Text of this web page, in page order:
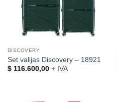
DISCOVERY
Set valijas Discovery – 18921
$116.600,00+ IVA